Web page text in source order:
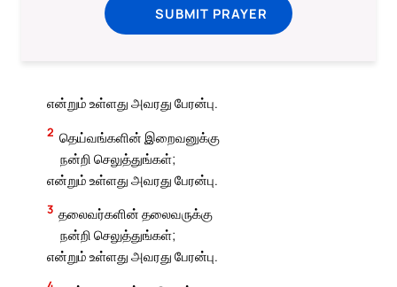
SUBMIT PRAYER
என்றும் உள்ளது அவரது பேரன்பு.
2 தெய்வங்களின் இறைவனுக்கு
நன்றி செலுத்துங்கள்;
என்றும் உள்ளது அவரது பேரன்பு.
3 தலைவர்களின் தலைவருக்கு
நன்றி செலுத்துங்கள்;
என்றும் உள்ளது அவரது பேரன்பு.